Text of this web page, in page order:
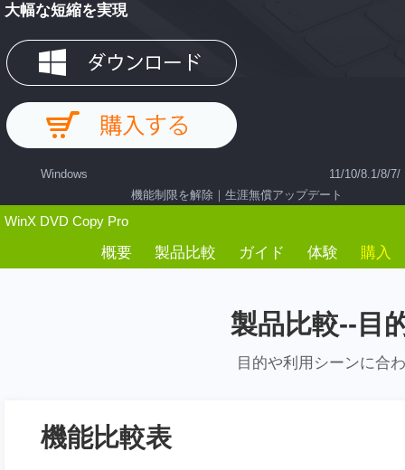
大幅な短縮を実現
Windows 11/10/8.1/8/7/
機能制限を解除｜生涯無償アップデート
WinX DVD Copy Pro
概要 製品比較 ガイド 体験 購入
製品比較--目
目的や利用シーンに合
機能比較表